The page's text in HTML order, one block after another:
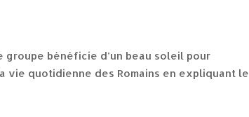
groupe bénéficie d’un beau soleil pour
quotidienne des Romains en expliquant le